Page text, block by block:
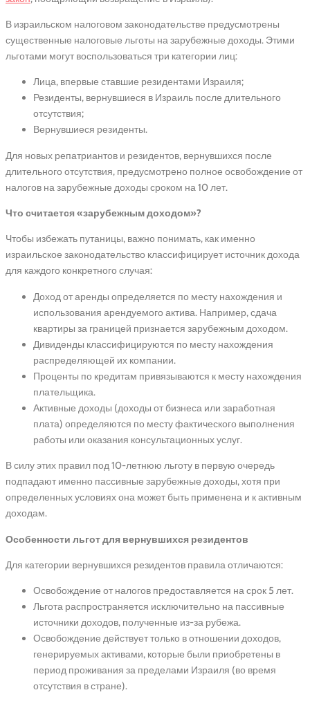
В израильском налоговом законодательстве предусмотрены
существенные налоговые льготы на зарубежные доходы. Этими
льготами могут воспользоваться три категории лиц:
Лица, впервые ставшие резидентами Израиля;
Резиденты, вернувшиеся в Израиль после длительного
отсутствия;
Вернувшиеся резиденты.
Для новых репатриантов и резидентов, вернувшихся после
длительного отсутствия, предусмотрено полное освобождение от
налогов на зарубежные доходы сроком на 10 лет.
Что считается «зарубежным доходом»?
Чтобы избежать путаницы, важно понимать, как именно
израильское законодательство классифицирует источник дохода
для каждого конкретного случая:
Доход от аренды определяется по месту нахождения и
использования арендуемого актива. Например, сдача
квартиры за границей признается зарубежным доходом.
Дивиденды классифицируются по месту нахождения
распределяющей их компании.
Проценты по кредитам привязываются к месту нахождения
плательщика.
Активные доходы (доходы от бизнеса или заработная
плата) определяются по месту фактического выполнения
работы или оказания консультационных услуг.
В силу этих правил под 10-летнюю льготу в первую очередь
подпадают именно пассивные зарубежные доходы, хотя при
определенных условиях она может быть применена и к активным
доходам.
Особенности льгот для вернувшихся резидентов
Для категории вернувшихся резидентов правила отличаются:
Освобождение от налогов предоставляется на срок 5 лет.
Льгота распространяется исключительно на пассивные
источники доходов, полученные из-за рубежа.
Освобождение действует только в отношении доходов,
генерируемых активами, которые были приобретены в
период проживания за пределами Израиля (во время
отсутствия в стране).